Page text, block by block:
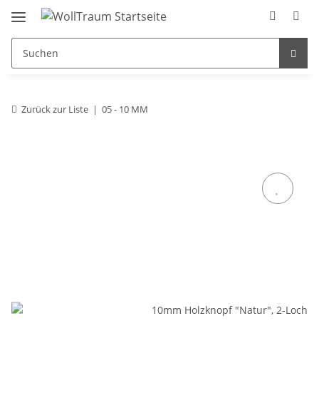
Zurück zur Liste 05 - 10 MM